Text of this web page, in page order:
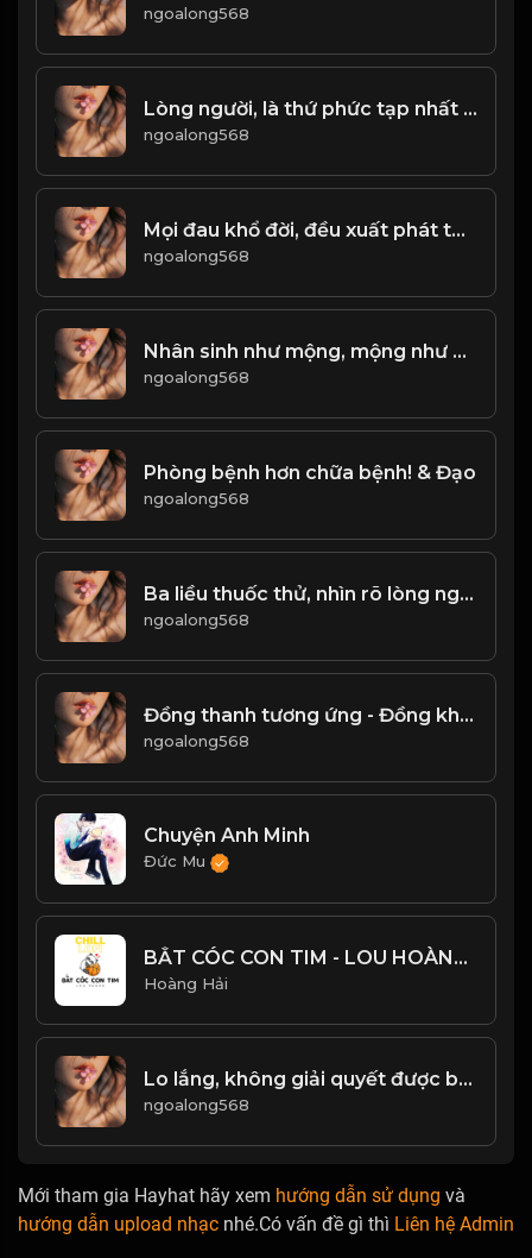
ngoalong568
Lòng người, là thứ phức tạp nhất trên đời! Đạo
ngoalong568
Mọi đau khổ đời, đều xuất phát từ cái tâm chật hòi...! Đạo
ngoalong568
Nhân sinh như mộng, mộng như nhân sinh! & Đạo
ngoalong568
Phòng bệnh hơn chữa bệnh! & Đạo
ngoalong568
Ba liều thuốc thử, nhìn rõ lòng người! & Đạo
ngoalong568
Đồng thanh tương ứng - Đồng khí tương cầu! & Đạo
ngoalong568
Chuyện Anh Minh
Đức Mu
BẮT CÓC CON TIM - LOU HOÀNG - NHẠC CHILL CỰC HAY
Hoàng Hải
Lo lắng, không giải quyết được bất kỳ vấn đề nào. Không sợ mây mù che mắt, từng bước một, mở ra tương lai tươi đẹp! & Đạo
ngoalong568
Mới tham gia Hayhat hãy xem hướng dẫn sử dụng và
hướng dẫn upload nhạc nhé.Có vấn đề gì thì Liên hệ Admin